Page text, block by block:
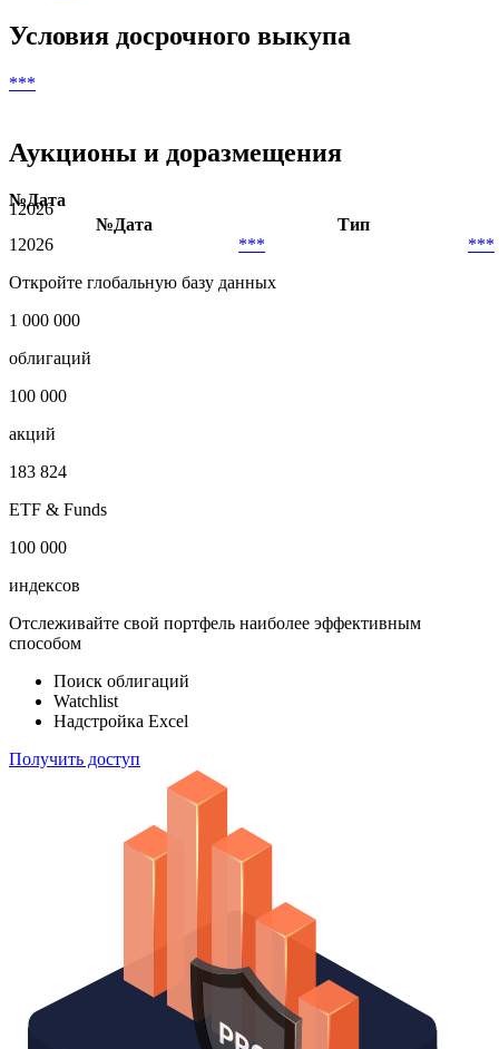
Условия досрочного выкупа
***
Аукционы и доразмещения
№Дата
12026
№Дата
Тип
1 2026 ***
***
Откройте глобальную базу данных
1 000 000
облигаций
100 000
акций
183 824
ETF & Funds
100 000
индексов
Отслеживайте свой портфель наиболее эффективным
способом
Поиск облигаций
Watchlist
Надстройка Excel
Получить доступ